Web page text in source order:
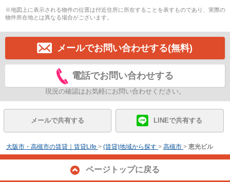
※地図上に表示される物件の位置は付近住所に所在することを表すものであり、実際の
物件所在地とは異なる場合がございます。
メールでお問い合わせする(無料)
電話でお問い合わせする
現況の確認はお気軽にお問い合わせください。
メールで共有する LINEで共有する
大阪市・高槻市の賃貸｜賃貸Life > (賃貸)地域から探す > 高槻市 > 恵光ビル
ページトップに戻る